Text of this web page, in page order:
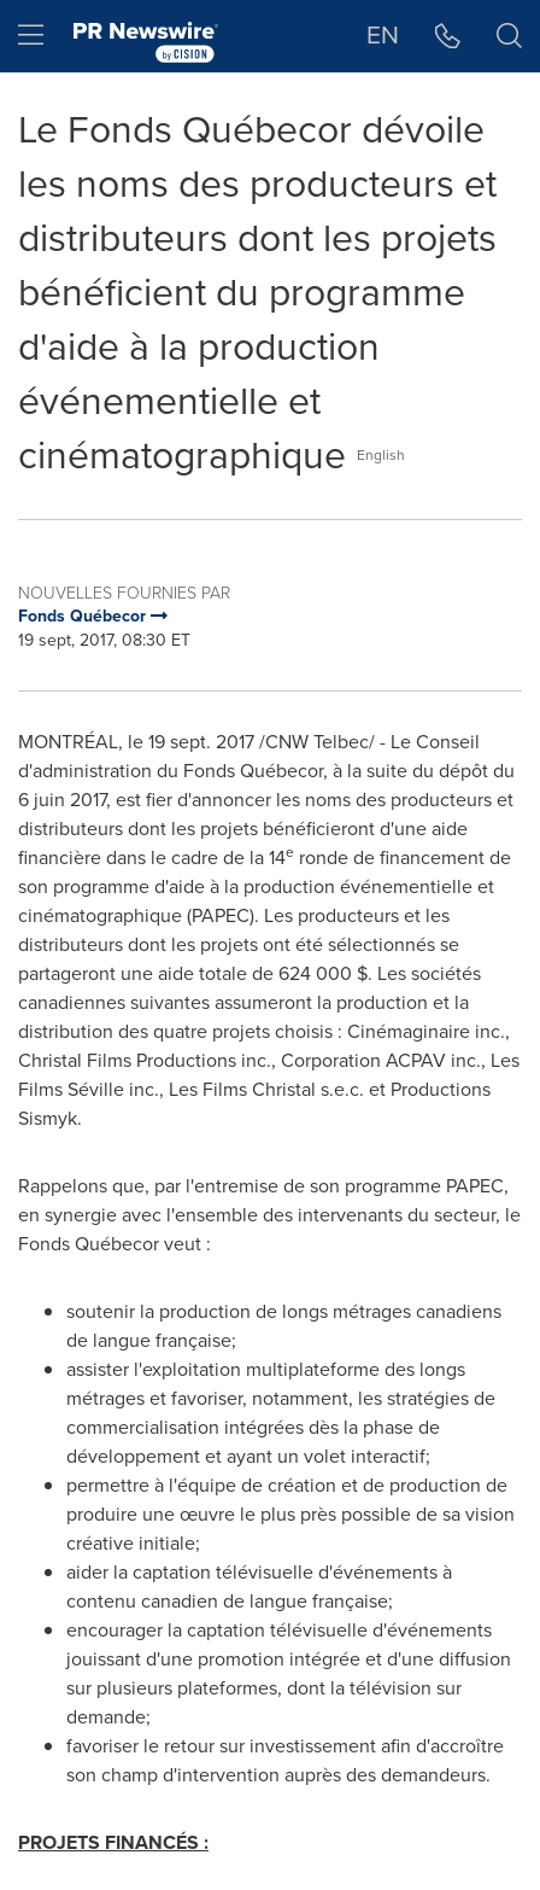
Hamburger menu EN
Le Fonds Québecor dévoile
les noms des producteurs et
distributeurs dont les projets
bénéficient du programme
d'aide à la production
événementielle et
cinématographique
English
NOUVELLES FOURNIES PAR
Fonds Québecor
19 sept, 2017, 08:30 ET
MONTRÉAL, le19 sept. 2017/CNW Telbec/ - Le Conseil
d'administration du Fonds Québecor, à la suite du dépôt du
6 juin 2017, estfier d'annoncer les noms des producteurs et
distributeurs dont les projets bénéficieront d'une aide
financière dans le cadre de la 14e ronde de financement de
son programme d'aide à la production événementielle et
cinématographique (PAPEC). Les producteurs et les
distributeurs dont les projets ont été sélectionnés se
partageront une aide totale de 624 000 $. Les sociétés
canadiennes suivantes assumeront la production et la
distribution des quatre projets choisis : Cinémaginaire inc.,
Christal Films Productions inc., Corporation ACPAV inc., Les
Films Séville inc., Les Films Christal s.e.c. et Productions
Sismyk.
Rappelons que, par l'entremise de son programme PAPEC,
en synergie avec l'ensemble des intervenants du secteur, le
Fonds Québecor veut :
soutenir la production de longs métrages canadiens
de langue française;
assister l'exploitation multiplateforme des longs
métrages et favoriser, notamment, les stratégies de
commercialisation intégrées dès la phase de
développement et ayant un volet interactif;
permettre à l'équipe de création et de production de
produire une œuvre le plus près possible de sa vision
créative initiale;
aider la captation télévisuelle d'événements à
contenu canadien de langue française;
encourager la captation télévisuelle d'événements
jouissant d'une promotion intégrée et d'une diffusion
sur plusieurs plateformes, dont la télévision sur
demande;
favoriser le retour sur investissement afin d'accroître
son champ d'intervention auprès des demandeurs.
PROJETS FINANCÉS :